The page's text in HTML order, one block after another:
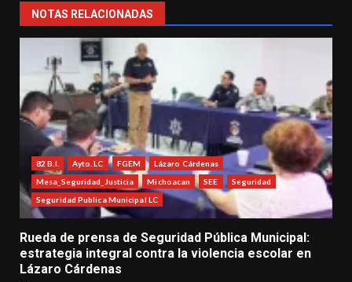
NOTAS RELACIONADAS
82 B.I. Ayto. LC FGEM
Lázaro Cárdenas
Mesa_Seguridad_Justicia
Michoacan SEE
Seguridad
Seguridad Publica Municipal LC
Rueda de prensa de Seguridad Pública Municipal:
estrategia integral contra la violencia escolar en
Lázaro Cárdenas